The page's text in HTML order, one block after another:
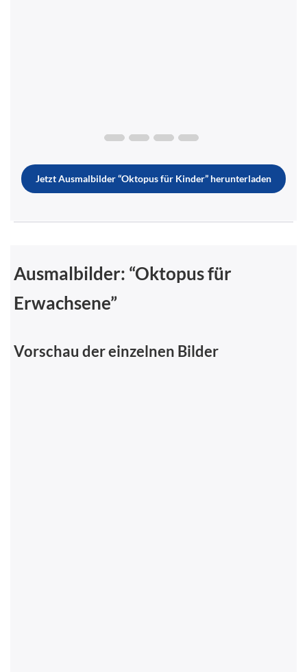
Jetzt Ausmalbilder “Oktopus für Kinder” herunterladen
Ausmalbilder: “Oktopus für
Erwachsene”
Vorschau der einzelnen Bilder